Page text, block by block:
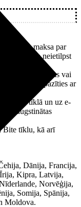
tīklu, maksa par
neietilpst
arī ārpus Latvijas vai
savlaicīgi iepazīties ar
LMT tīklā un uz e-
paaugstinātas
Bite tīklu, kā arī
Dānija, Francija,
Kipra, Latvija,
Norvēģija,
Somija, Spānija,
Moldova.